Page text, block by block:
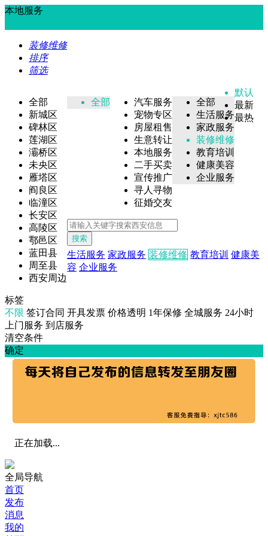
本地服务
装修维修
排序
筛选
全部
新城区
碑林区
莲湖区
灞桥区
未央区
雁塔区
阎良区
临潼区
长安区
高陵区
鄠邑区
蓝田县
周至县
西安周边
全部
汽车服务
宠物专区
房屋租售
生意转让
本地服务
二手买卖
宣传推广
寻人寻物
征婚交友
全部
生活服务
家政服务
装修维修
教育培训
健康美容
企业服务
默认
最新
最热
标签
不限 签订合同 开具发票 价格透明 1年保修 全城服务 24小时
上门服务 到店服务
清空条件
确定
搜索
生活服务 家政服务 装修维修 教育培训 健康美
容 企业服务
正在加载...
全局导航
首页
发布
消息
我的